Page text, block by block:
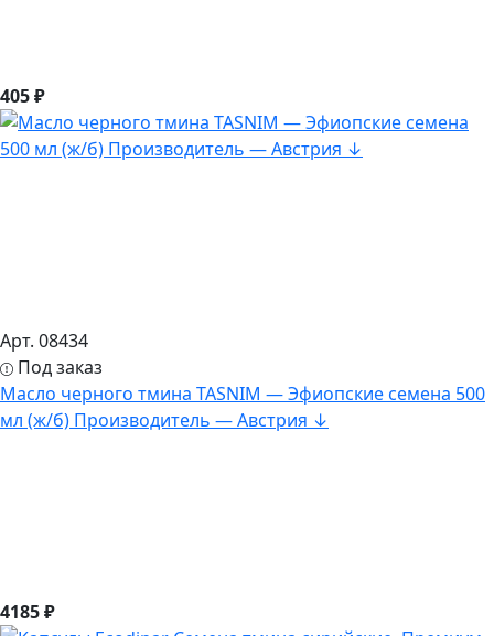
405 ₽
Арт. 08434
Под заказ
Масло черного тмина TASNIM — Эфиопские семена 500
мл (ж/б) Производитель — Австрия ↓
4185 ₽